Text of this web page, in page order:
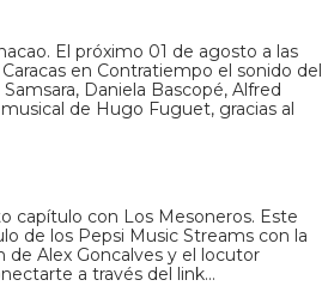
El próximo 01 de agosto a las
en Contratiempo el sonido del
Daniela Bascopé, Alfred
de Hugo Fuguet, gracias al
capítulo con Los Mesoneros. Este
de los Pepsi Music Streams con la
de Alex Goncalves y el locutor
a través del link…